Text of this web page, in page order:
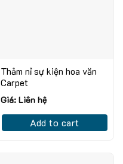
Thảm nỉ sự kiện hoa văn
Carpet
Giá: Liên hệ
Add to cart